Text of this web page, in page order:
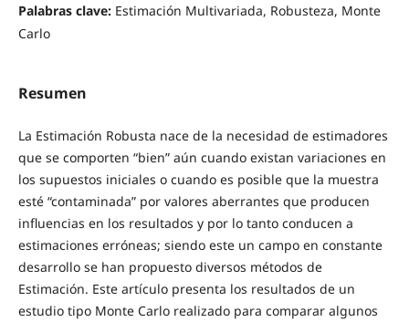
Palabras clave: Estimación Multivariada, Robusteza, Monte
Carlo
Resumen
La Estimación Robusta nace de la necesidad de estimadores
que se comporten “bien” aún cuando existan variaciones en
los supuestos iniciales o cuando es posible que la muestra
esté “contaminada” por valores aberrantes que producen
influencias en los resultados y por lo tanto conducen a
estimaciones erróneas; siendo este un campo en constante
desarrollo se han propuesto diversos métodos de
Estimación. Este artículo presenta los resultados de un
estudio tipo Monte Carlo realizado para comparar algunos